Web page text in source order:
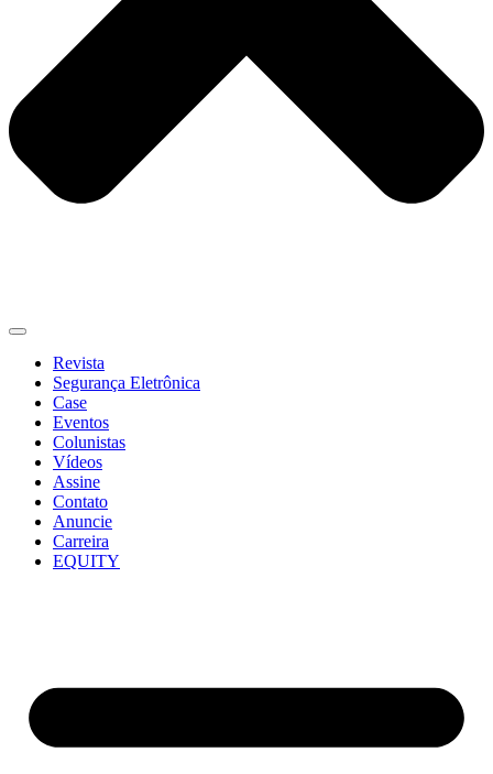
Revista
Segurança Eletrônica
Case
Eventos
Colunistas
Vídeos
Assine
Contato
Anuncie
Carreira
EQUITY